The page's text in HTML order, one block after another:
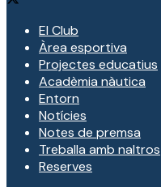
El Club
Àrea esportiva
Projectes educatius
Acadèmia nàutica
Entorn
Notícies
Notes de premsa
Treballa amb naltros
Reserves